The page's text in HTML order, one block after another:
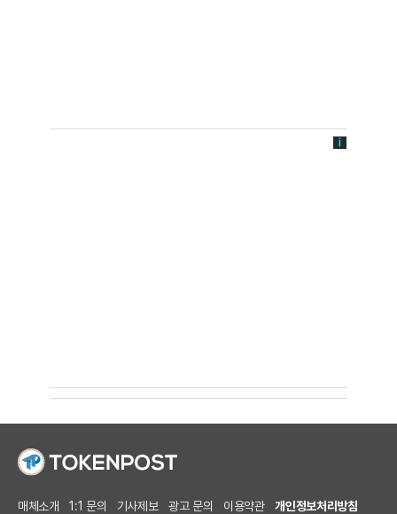
매체소개 1:1 문의 기사제보 광고 문의 이용약관
개인정보처리방침